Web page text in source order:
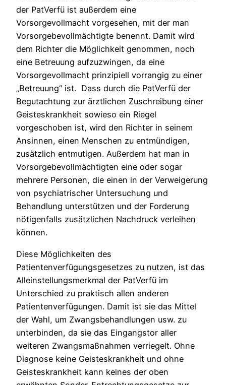
der PatVerfü ist außerdem eine
Vorsorgevollmacht vorgesehen, mit der man
Vorsorgebevollmächtigte benennt. Damit wird
dem Richter die Möglichkeit genommen, noch
eine Betreuung aufzuzwingen, da eine
Vorsorgevollmacht prinzipiell vorrangig zu einer
„Betreuung“ ist. Dass durch die PatVerfü der
Begutachtung zur ärztlichen Zuschreibung einer
Geisteskrankheit sowieso ein Riegel
vorgeschoben ist, wird den Richter in seinem
Ansinnen, einen Menschen zu entmündigen,
zusätzlich entmutigen. Außerdem hat man in
Vorsorgebevollmächtigten eine oder sogar
mehrere Personen, die einen in der Verweigerung
von psychiatrischer Untersuchung und
Behandlung unterstützen und der Forderung
nötigenfalls zusätzlichen Nachdruck verleihen
können.
Diese Möglichkeiten des
Patientenverfügungsgesetzes zu nutzen, ist das
Alleinstellungsmerkmal der PatVerfü im
Unterschied zu praktisch allen anderen
Patientenverfügungen. Damit ist sie das Mittel
der Wahl, um Zwangsbehandlungen usw. zu
unterbinden, da sie das Eingangstor aller
weiteren Zwangsmaßnahmen verriegelt. Ohne
Diagnose keine Geisteskrankheit und ohne
Geisteskrankheit kann keines der oben